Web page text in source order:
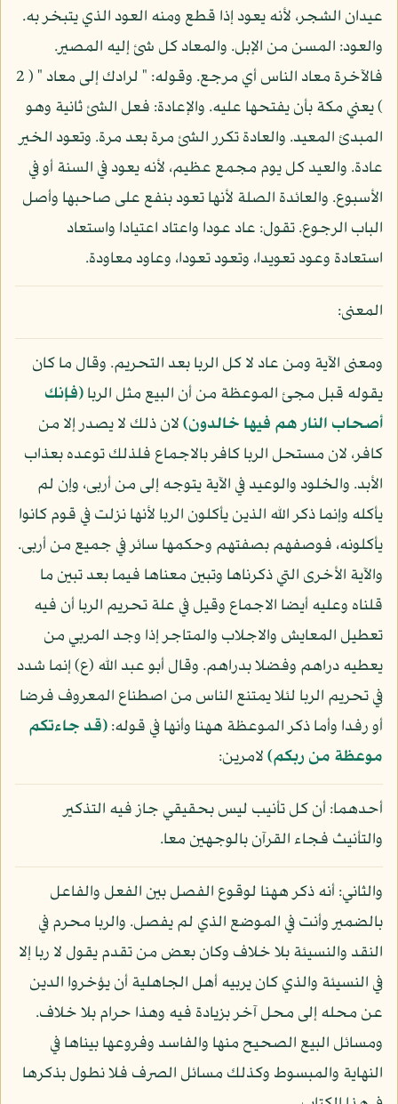
عيدان الشجر، لأنه يعود إذا قطع ومنه العود الذي يتبخر به.
والعود: المسن من الإبل. والمعاد كل شئ إليه المصير.
فالآخرة معاد الناس أي مرجع. وقوله: " لرادك إلى معاد " ( 2
) يعني مكة بأن يفتحها عليه. والإعادة: فعل الشئ ثانية وهو
المبدئ المعيد. والعادة تكرر الشئ مرة بعد مرة. وتعود الخير
عادة. والعيد كل يوم مجمع عظيم، لأنه يعود في السنة أو في
الأسبوع. والعائدة الصلة لأنها تعود بنفع على صاحبها وأصل
الباب الرجوع. تقول: عاد عودا واعتاد اعتيادا واستعاد
استعادة وعود تعويدا، وتعود تعودا، وعاود معاودة.
المعنى:
ومعنى الآية ومن عاد لا كل الربا بعد التحريم. وقال ما كان
يقوله قبل مجئ الموعظة من أن البيع مثل الربا(فإنك
أصحاب النار هم فيها خالدون)لان ذلك لا يصدر إلا من
كافر، لان مستحل الربا كافر بالاجماع فلذلك توعده بعذاب
الأبد. والخلود والوعيد في الآية يتوجه إلى من أربى، وإن لم
يأكله وإنما ذكر الله الذين يأكلون الربا لأنها نزلت في قوم كانوا
يأكلونه، فوصفهم بصفتهم وحكمها سائر في جميع من أربى.
والآية الأخرى التي ذكرناها وتبين معناها فيما بعد تبين ما
قلناه وعليه أيضا الاجماع وقيل في علة تحريم الربا أن فيه
تعطيل المعايش والاجلاب والمتاجر إذا وجد المربي من
يعطيه دراهم وفضلا بدراهم. وقال أبو عبد الله (ع) إنما شدد
في تحريم الربا لئلا يمتنع الناس من اصطناع المعروف فرضا
أو رفدا وأما ذكر الموعظة ههنا وأنها في قوله:(قد جاءتكم
موعظة من ربكم)لامرين:
أحدهما: أن كل تأنيب ليس بحقيقي جاز فيه التذكير
والتأنيث فجاء القرآن بالوجهين معا.
والثاني: أنه ذكر ههنا لوقوع الفصل بين الفعل والفاعل
بالضمير وأنت في الموضع الذي لم يفصل. والربا محرم في
النقد والنسيئة بلا خلاف وكان بعض من تقدم يقول لا ربا إلا
في النسيئة والذي كان يربيه أهل الجاهلية أن يؤخروا الدين
عن محله إلى محل آخر بزيادة فيه وهذا حرام بلا خلاف.
ومسائل البيع الصحيح منها والفاسد وفروعها بيناها في
النهاية والمبسوط وكذلك مسائل الصرف فلا نطول بذكرها